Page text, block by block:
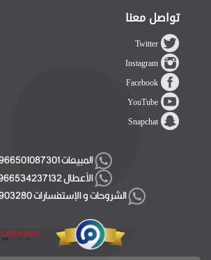
تواصل معنا
Twitter
Instagram
Facebook
YouTube
Snapchat
المبيعات 966501087301
الأعطال 966534237132
الشروحات و الإستفسارات 966559903280